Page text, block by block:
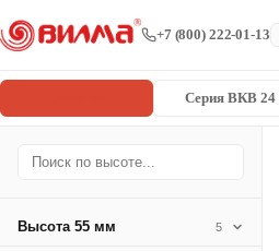
+7 (800) 222-01-13
Серия ВКВ 24
Высота 55 мм 5